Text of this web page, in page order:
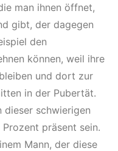
man ihnen öffnet,
gibt, der dagegen
den
können, weil ihre
und dort zur
in der Pubertät.
dieser schwierigen
präsent sein.
Mann, der diese